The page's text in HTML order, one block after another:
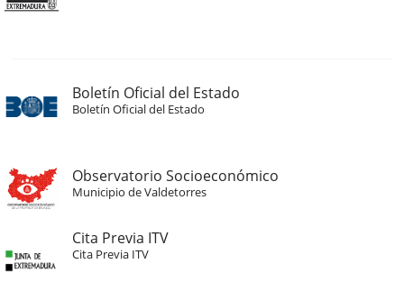
Boletín Oficial del Estado
Boletín Oficial del Estado
Observatorio Socioeconómico
Municipio de Valdetorres
Cita Previa ITV
Cita Previa ITV